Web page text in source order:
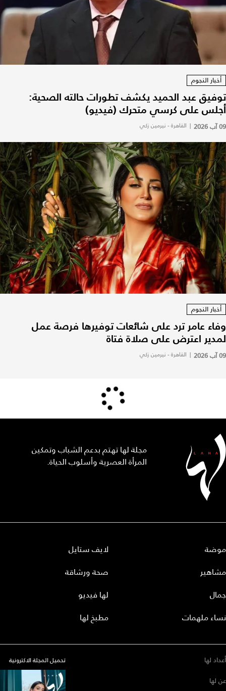
أخبار النجوم
توفيق عبد الحميد يكشف تطورات حالته الصحية:
أجلس على كرسي متحرك (فيديو)
09 آب 2026 | القاهرة - نيرمين زكي
أخبار النجوم
وفاء عامر ترد على شائعات توفيرها فرصة عمل
لمدير اعترض على صلاة فتاة
09 آب 2026 | القاهرة - نيرمين زكي
مجلة لها تهتم بدعم الشباب وتمكين
المرأة العصرية وأسلوب الحياة.
موضة
مشاهير
جمال
نساء ملهمات
لايف ستايل
صحة ورشاقة
لها فيديو
مطبخ لها
أعداد لها
عن لها
تحميل المجلة الاكترونية